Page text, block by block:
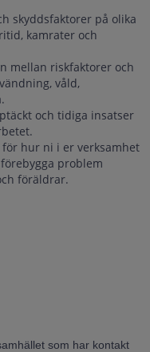
skyddsfaktorer på olika
kamrater och
mellan riskfaktorer och
våld,
och tidiga insatser
hur ni i er verksamhet
problem
föräldrar.
som har kontakt